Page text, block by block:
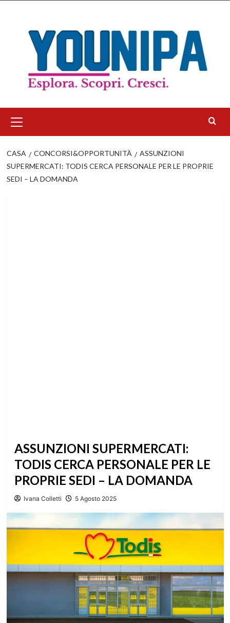
contenuto
principale
CASA CONCORSI&OPPORTUNITÀ
ASSUNZIONI
SUPERMERCATI: TODIS CERCA PERSONALE PER LE PROPRIE
SEDI – LA DOMANDA
ASSUNZIONI SUPERMERCATI:
TODIS CERCA PERSONALE PER LE
PROPRIE SEDI – LA DOMANDA
Ivana Colletti 5 Agosto 2025